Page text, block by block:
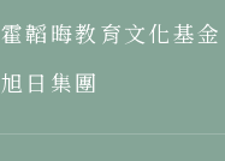
霍韜晦教育文化基金
旭日集團